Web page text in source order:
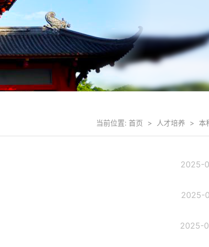
当前位置: 首页 > 人才培养 > 本
2025-
2025-
2025-